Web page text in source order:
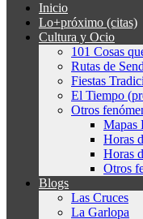
Inicio
Lo+próximo (citas)
Cultura y Ocio
101 Cosas
Rutas de
Fiestas
El Tiempo
Otros
Mapas
Horas
Horas
Otros
Blogs
Las Cruces
La Garlopa